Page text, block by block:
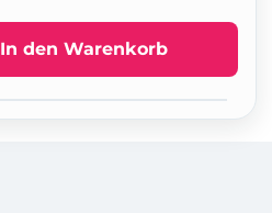
In den Warenkorb